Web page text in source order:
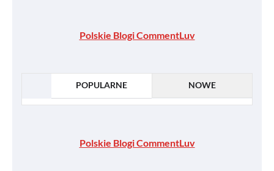
Polskie Blogi CommentLuv
POPULARNE NOWE
Polskie Blogi CommentLuv